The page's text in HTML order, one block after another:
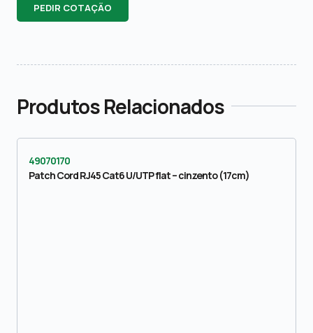
PEDIR COTAÇÃO
Produtos Relacionados
49070170
Patch Cord RJ45 Cat6 U/UTP flat – cinzento (17cm)